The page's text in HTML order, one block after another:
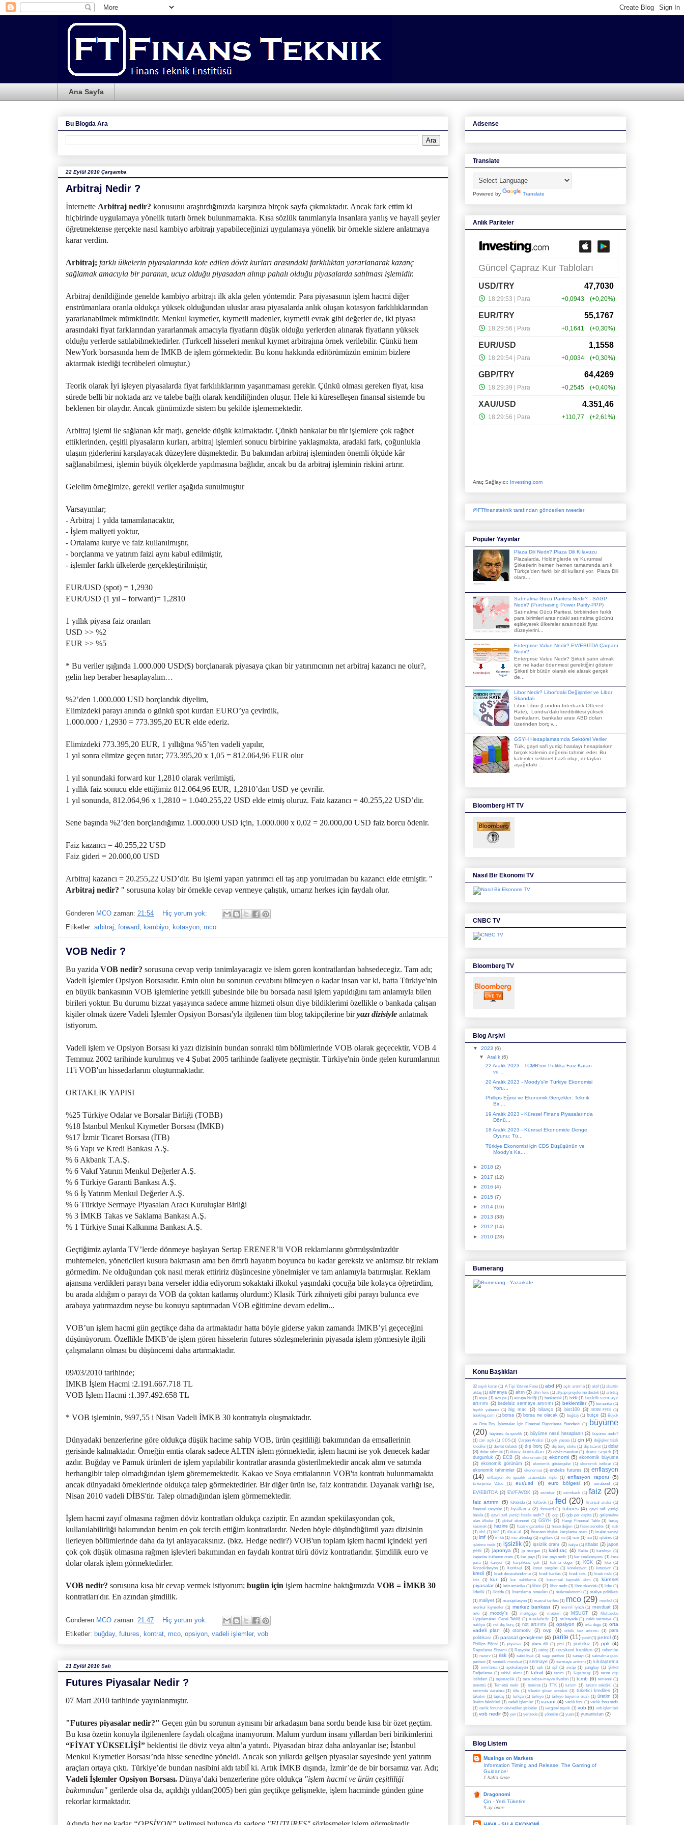
Ana Sayfa
Bu Blogda Ara
22 Eylül 2010 Çarşamba
Arbitraj Nedir ?
İnternette Arbitraj nedir? konusunu araştırdığınızda karşınıza birçok sayfa çıkmaktadır. Ancak fark ettim ki
hiçbirinde uygulamaya yönelik tutarlı örnek bulunmamakta. Kısa sözlük tanımlarıyla insanlara yanlış ve hayali şeyler
öğretmektense gerçekte nasıl kambiyo arbitrajı yapabileceğinizi uygulamaya yönelik bir örnekle sizlere anlatmaya
karar verdim.
Arbitraj; farklı ülkelerin piyasalarında kote edilen döviz kurları arasındaki farklılıktan yararlanarak kazanç
sağlamak amacıyla bir paranın, ucuz olduğu piyasadan alınıp pahalı olduğu piyasalarda satılması işlemidir.
Arbitraj denildiğinde genelde kambiyo arbitrajı ilk akla gelen yöntemdir. Para piyasasının işlem hacmi diğer
enstrümanlara oranla oldukça yüksek olduğundan uluslar arası piyasalarda anlık oluşan kotasyon farklılıklarından
yararlanabilmek mümkündür. Menkul kıymetler, kıymetli madenler, kıymetli evrak gibi değerler de, iki piyasa
arasındaki fiyat farklarından yararlanmak amacıyla fiyatların düşük olduğu yerlerden alınarak fiyatların yüksek
olduğu yerlerde satılabilmektedirler. (Turkcell hisseleri menkul kıymet arbitrajına örnek verilebilir. Çünkü hem
NewYork borsasında hem de İMKB de işlem görmektedir. Bu konu hakkında editörümüzün eminim bizlere
aktarmak istediği tecrübeleri olmuştur.)
Teorik olarak İyi işleyen piyasalarda fiyat farklılıklarının yaşanmaması gerekir. Çünkü olması gereken fiyat, kısa
sürede belli bir noktada arz ve talebe bağlı olarak kendiliğinden oluşur. Hele ki küreselleşen finansal sistemde bu
beklenen bir olaydır. Ancak günümüzde sistem bu şekilde işlememektedir.
Arbitraj işlemi ile sağlanan kâr marjı, genelde düşük kalmaktadır. Çünkü bankalar bu tür işlemlere çok rağbet
ettiklerinden, çeşitli piyasaların kurları, arbitraj işlemleri sonucu birbirine yaklaşmakta, aradaki fark, çoğunlukla
ulaşım giderlerini karşılayacak düzeylere düşmektedir. Bu bakımdan arbitraj işleminden önemli ölçüde kâr
sağlanabilmesi, işlemin büyük ölçeklerde yapılmasına bağlıdır, ancak bu da arbitraj işleminin riskini artırır.
Gelelim örneğimize, gerekli veriler aşağıda sunulmuştur
Varsayımlar;
- Arbitraj 1 yılda tamamlanacaktır,
- İşlem maliyeti yoktur,
- Ortalama kurye ve faiz kullanılmıştır,
- borçlanma ve yatırım faizi aynı kabul edilmiştir,
- işlemler farklı ülkelerde gerçekleştirilmiştir,
EUR/USD (spot) = 1,2930
EUR/USD (1 yıl – forward)= 1,2810
1 yıllık piyasa faiz oranları
USD >> %2
EUR >> %5
* Bu veriler ışığında 1.000.000 USD($) borçlanarak piyasaya çıkan bir yatırımcının net arbitraj kazancı ne olur?,
gelin hep beraber hesaplayalım…
%2’den 1.000.000 USD borçlandık diyelim,
Elimizdeki parayı anında o günkü spot kurdan EURO’ya çevirdik,
1.000.000 / 1,2930 = 773.395,20 EUR elde ederiz.
Elimizdeki 773.395,20 EUR, 1 yıllığına %5’ten vadeli yapılır,
1 yıl sonra elimize geçen tutar; 773.395,20 x 1,05 = 812.064,96 EUR olur
1 yıl sonundaki forward kur 1,2810 olarak verilmişti,
1 yıllık faiz sonucu elde ettiğimiz 812.064,96 EUR, 1,2810’dan USD ye çevrilir.
1 yıl sonunda, 812.064,96 x 1,2810 = 1.040.255,22 USD elde etmiş oluruz. Faiz kazancı = 40.255,22 USD’dir.
Sene başında %2’den borçlandığımız 1.000.000 USD için, 1.000.000 x 0,02 = 20.000,00 USD faiz borcu ödenir.
Faiz kazancı = 40.255,22 USD
Faiz gideri = 20.000,00 USD
Arbitraj kazancı = 20.255,22 USD’dir. Bu işlemi yapan yatırımcı eli taş atıp yorulmadan bu kazancı elde etmiştir. "
Arbitraj nedir? " sorusuna kolay bir örnekle cevap vermeye çalıştık, umarız herkes için faydalı olur.
Gönderen MCO zaman: 21:54
Hiç yorum yok:
Etiketler: arbitraj forward kambiyo kotasyon mco
VOB Nedir ?
Bu yazida VOB nedir? sorusuna cevap verip tanimlayacagiz ve islem goren kontratlardan bahsedecegiz. Tam adı;
Vadeli İşlemler Opsiyon Borsasıdır. Emin olun bu sorunun cevabını bilmeyen o kadar insan var ki, hatta Türkiye'nin
en büyük bankasının VOB işlemlerine yetkili şubesinde bile bu borsada nasıl işlem yapıldığını tam anlamıyla bilen
birileri yoktur. Bu durumu bizzat yaşayınca sadece amme hizmeti olsun diye bildiklerimi özellikle o bankada çalışan
kişiler olmak üzere Vadeli İşlemler Opsiyon Borsası'yla ilgilenen tüm blog takipçilerine biryazı dizisiyle anlatmak
istiyorum.
Vadeli işlem ve Opsiyon Borsası ki yazı dizisinin bundan sonraki tüm bölümlerinde VOB olarak geçecektir, VOB 4
Temmuz 2002 tarihinde kurulmuş ve 4 Şubat 2005 tarihinde faaliyete geçmiştir. Türkiye'nin önde gelen kurumlarının
11'i VOB'un hissedarlarını oluşturmaktadır.
ORTAKLIK YAPISI
%25 Türkiye Odalar ve Borsalar Birliği (TOBB)
%18 İstanbul Menkul Kıymetler Borsası (İMKB)
%17 İzmir Ticaret Borsası (İTB)
% 6 Yapı ve Kredi Bankası A.Ş.
% 6 Akbank T.A.Ş.
% 6 Vakıf Yatırım Menkul Değerler A.Ş.
% 6 Türkiye Garanti Bankası A.Ş.
% 6 İş Yatırım Menkul Değerler A.Ş.
% 6 Türkiye Sermaye Piyasaları Aracı Kuruluşlar Birliği
% 3 İMKB Takas ve Saklama Bankası A.Ş.
% 1 Türkiye Sınai Kalkınma Bankası A.Ş.
Geçtiğimiz aylarda TV’lerde dönmeye başlayan Sertap ERENER’li VOB reklamlarını görmüşsünüzdür
muhtemelen, yöneticileri kusura bakmasın ama ben ömrü hayatım boyunca bu kadar gereksiz ve anlamsız bir reklam
görmedim. Ne olduğundan çok nasıl merak ettiririz düşüncesine yönelmişler ve tam anlamıyla batırmışlar. Reklam
ajansına verdikleri parayı bana verseler iddia ediyorum sokaktaki ilkokul yaşındaki çocuğa bile kolayca öğretirdim,
bu arada aldığım o parayı da VOB da çoktan katlamış olurdum:) Klasik Türk zihniyeti gibi parayı bulunca eve
arabaya yatırmazdım neyse bu konuyu saptırmadan VOB eğitimine devam edelim...
VOB’un işlem hacmi gün geçtikçe daha da artmaktadır hatta böyle giderse yakın zamanda İMKB’yi geçeceğini
düşünüyorum. Özellikle İMKB’de işlem gören hisselerin futures sözleşmelerinin piyasada işlem görmesiyle ilgili
çalışmaların olması bu düşüncemi daha artırmaktadır.
09/03/2010 tarihinde;
İMKB İşlem Hacmi :2.191.667.718 TL
VOB İşlem Hacmi :1.397.492.658 TL
* VOB işleminin, %97,55 i Nisan Vadeli İMKB 30 kontratıyla oluşmaktadır.
Dünyadaki benzerlerine göre oldukça düşük hacime sahip VOB, ürün çeşitliliği bakımından da emsallerinin
gerisinde kalmaktadır. Örneğin emtia olarak sadece ALTIN işlem görmektedir, işlem hacmi ise yok denecek kadar
azdır. Buğday ve Pamuk ürünleri de işlem yapılabilir kontratlar arasında gösterilmektedir ancak alım ve satımda
herhangibir talep olmadığından işlem görememektedir. Kakao ve Soya emtialarının VOB'ta kontratı bulunmamakta
ancak dünyadaki örneklerinde oldukça talep görmektedirler. Bir diğer ürün ise, faiz kontratıdır. Dayanak varlığı ise,
Nisan 2010 vadeli DİBS'tir. Talep olmadığından işlem görmemektedir.
İşlem hacmi zayıf olmasına rağmen döviz kontratları oldukça caziptir. En azından spekülasyondan çok,
kullanılabilirliği bakımından benim en çok tercih ettiğim kontratlardır. Neden böyle düşündüğümü yazı dizisinin
ilerleyen bölümlerinde daha da iyi anlayacaksınız. (bkz. Hedge nedir?) VOB'un toplam işlem hacmi içindeki yeri
çok çok düşük olmasına rağmen işlevleri bakımından en faydalı kontrat türü döviz kontratlarıdır. Şimdilik euro ve
dolar olarak işlem görmektedirler.
VOB nedir? sorusuna kısa bir cevap vermek istiyorum; bugün için işlem hacmine baktığımızda VOB = İMKB 30
kontratları'dır. En azından şimdilik.
Gönderen MCO zaman: 21:47
Hiç yorum yok:
Etiketler: buğday, futures kontrat mco opsiyon vadeli işlemler, vob
21 Eylül 2010 Salı
Futures Piyasalar Nedir ?
07 Mart 2010 tarihinde yayınlanmıştır.
"Futures piyasalar nedir?" Geçen gün bu sorunun aynısını bir arkadaşım bana sordu bende kısa bir özet geçtim.
Bu kısa özetin konuyla ilgilenenlere faydalı olcağına inanıyorum. Malum yurdum insanı yıllardan beri birikimlerini
“FİYAT YÜKSELİŞİ” beklentisi ile döviz veya altın’a yatırdı. Piyasadan biraz daha anlayanlar ise; İstanbul
Menkul Kıymetler Borsası’nda hisse senedine yöneldi. Ancak son yıllarda gelişen piyasalar sayesinde yeni yatırım
araçları ortaya çıktı. Türkiye’de bundan nasibini aldı tabiî ki. Artık İMKB dışında, İzmir’de de bir borsamız var. Adı;
Vadeli İşlemler Opsiyon Borsası. Dünya’daki benzerlerine göre oldukça "işlem hacmi ve ürün çeşitliliği
bakımından" gerilerde olsa da, açıldığı yıldan(2005) beri gün geçtikçe gelişmekte, işlem hacminde günden güne
rekorlar kırmaktadır.
Adsense
Translate
Powered by Translate
Anlık Pariteler
Araç Sağlayıcı: Investing.com
@FTfinansteknik tarafından gönderilen tweetler
Popüler Yayınlar
Plaza Dili Nedir? Plaza Dili Kılavuzu
Plazalarda, Holdinglerde ve Kurumsal
Şirketlerin hemen hemen tamamında artık
Türkçe'den farklı bir dil kullanılıyor. Plaza Dili
olara...
Satınalma Gücü Paritesi Nedir? - SAGP
Nedir? (Purchasing Power Parity-PPP)
Satınalma Gücü Paritesi, birbirinden farklı
para birimleri arasındaki satınalma gücünü
eşitleyerek ülkereler arasındaki fiyat
düzeylerini...
Enterprise Value Nedir? EV/EBITDA Çarpanı
Nedir?
Enterprise Value Nedir? Şirketi satın almak
için ne kadar ödenmesi gerektiğini gösterir.
Şirketi bir bütün olarak ele alarak gerçek
de...
Libor Nedir? Libor'daki Değişimler ve Libor
Skandalı
Libor Libor (London Interbank Offered
Rate), Londra’daki kredibilitesi yüksek
bankaların, bankalar arası ABD doları
üzerinden borç v...
GSYH Hesaplamasında Sektörel Veriler
Tüik, gayri safi yurtiçi hasılayı hesaplarken
birçok kalemin değerini tahmin eder. Bu
kalemler sektörel bazlı olup, detayları
aşağıdaki ...
Bloomberg HT TV
Nasıl Bir Ekonomi TV
CNBC TV
Bloomberg TV
Blog Arşivi
▼ 2023 (6)
▼ Aralık (6)
22 Aralık 2023 - TCMB'nin Politika Faiz Kararı
ve ...
20 Aralık 2023 - Moody's'in Türkiye Ekonomisi
Yoru...
Phillips Eğrisi ve Ekonomik Gerçekler: Teknik
Bir ...
19 Aralık 2023 - Küresel Finans Piyasalarında
Dönü...
18 Aralık 2023 - Küresel Ekonomide Denge
Oyunu: Tü...
Türkiye Ekonomisi için CDS Düşüşünün ve
Moody's Ka...
► 2018 (2)
► 2017 (12)
► 2016 (4)
► 2015 (7)
► 2014 (16)
► 2013 (38)
► 2012 (14)
► 2010 (28)
Bumerang
Konu Başlıkları
32 sayılı karar (1) A Tipi Yatırım Fonu (1) abd (4) açık artırma (1) aktif (1) alaattin
aktaş (1) almanya (2) altın (3) altın fonu (1) altyapı projelerine destek (1) arbitraj
(1) asya (1) avrupa (1) avrupa birliği (1) bankacılık (1) bddk (1) bedelli sermaye
artırımı (2) bedelsiz sermaye artırımı (2) beklentiler (7) bernanke (1)
bıyıklı yabancı (1) big mac (2) bilanço (3) bist100 (3) BOBİ FRS (1)
booking.com (1) borsa (3) borsa ne olacak (2) buğday (1) bütçe (2) Büyük
ve Orta Boy İşletmeler İçin Finansal Raporlama Standardı (1)
büyüme
(20)
büyüme ile işsizlik (1) büyüme nasıl hesaplanır (2) büyüme nedir?
(1) cari açık (1) CDS (1) Çarpan Analizi (1) çek yasası (1) çin (4) değişken faizli
krediler (1) devlet kefateti (1) dış borç (2) dış borç stoku (1) dış ticaret (1) dolar
(3) dolar tahmini (1) döviz kontratları (2) döviz mevduat (1) döviz sepeti (2)
durgunluk (2) ECB (3) ekonometri (1) ekonomi (5) ekonomik büyüme
(2) ekonomik görünüm (2) ekonomik göstergeler (1) ekonomik istikrar (1)
ekonomik tahminler (2) ekonomist (1) endeks futures (3) enflasyon
(14)
enflasyon ile işsizlik arasındaki ilişki (1) enflasyon raporu (5)
Enterprise Value (1) eur/usd (4) euro bölgesi (4) eurobond (1)
EV/EBITDA (2) EV/FAVÖK (2) eximban (1) eximbank (1) faiz (20)
faiz artırımı (5) fd/ebitda (1) fd/favök (1) fed (20) finansal analiz (1)
finansal rasyolar (1) fiyatlama (2) forward (1) futures (4) gayri safi yurtiçi
hasıla (1) gayri safi yurtiçi hasıla nedir? (1) gdp (1) gdp per capita (1) gelişmekte
olan ülkeler (1) global ekonomi (1) GSYH (2) Hangi Finansal Tablo (1)
haraç
kesmek (1) hazine (2) hazine garantisi (1) hisse değeri (1) hisse senetler (1) ırak
(1) ifo1 (1) ifo2 (1) ihracat (3) İhracatın ithalatı karşılama oranı (1) imalat sanayi
(1) imf (4) imkb (1) inci altındağ (1) ingiltere (1) irs (1) ism (1) iso (1) işletme (1)
işletme nedir (1) işsizlik (9) işsizlik oranı (2) italya (1) ithalat (2) japon
yeni (2) japonya (5) jp morgan (1) kaldıraç (4) Kalite (1) kambiyo (1)
kapasite kullanım oranı (1) kar payı (1) kar payı nedir (1) kar realizasyonu (1) kara
para (1) kariyer (1) karşılıksız çek (1) katma değer (1) KGK (2) kko (1)
Konsolidasyon (1) kontrat (3) konut satışları (1) korelasyon (1) kotasyon (1)
kredi (6) kredi derecelendirme (1) kredi kartları (1) kredi notu (1) kredi riski (1)
kriz
(1) kur (4) kur sabitleme (1) kurumsal kaynaklı alım (1)
küresel
piyasalar (4) latin amerika (1) libor (2) libor nedir (1) libor skandalı (1) lider (1)
liderlik (1) likitide (1) lisanslama sınavları (1) makroekonomi (1) maliye politikası
(1) maliyet (3) manüpilasyon (1) masraf tarifesi (1) mco (29) menkul (1)
menkul kıymetler (1) merkez bankası (7) merrill lynch (1) mevduat (3)
mfo (1) moody's (2) mortgage (1) motorin (1) MSUGT (2)
Muhasebe
Uygulamaları Genel Tebliğ (1) müdahele (2) müzayede (1) nakit sermaye (1)
nakliye (1) net dış borç (1) not artırımı (3) opsiyon (6) orta doğu (1) orta
vadeli plan
(4) otomotiv (2) ovp (4) örtülü faiz artırımı (1)
para
politikası (3) parasal genişleme (4) parite (11) pasif (1) petrol (6)
Phillips Eğrisi (1) piyasa (3) plaza dili (1) pmi (1) portekiz (2) ppk (4)
Raporlama Sistemi (1) Rasyolar (1) rating (1) reeskont kredileri (2) reformlar
(1) rezerv (1) risk (4) sabit fiyat (1) sagp paritesi (1) sanayi (1) satınalma gücü
paritesi (1) sentetik mevduat (1) sermaye (2) sermaye artırımı (1) sıkılaştırma
(3) sınırlama (1) spekülasyon (1) spk (1) spl (1) swap (1) şanghay (1) Şirket
Değerleme (1) tahivl alımı (1) tahvil (4) tanım (1) tapering (2) tarım dışı
istihdam (1) taşımacılık (1) taze sebze-meyve fiyatları (1) tcmb (6) temenni (1)
temettü (1) Temettü nedir (1) teminat (1) TTK (1) turizm (1) turizm sektörü (1)
turizmde daralma (1) tüfe (1) tüketici güven endeksi (1) tüketici kredileri (2)
tüketim (1) tüpraş (1) türkçe (1) türkiye (1) türkiye büyüme oranı (1) üretim (3)
üretim faktörleri (1) vadeli işlemler (1) varant (4) varlık fonu (1) varlık fonu nedir
(1) varlık fonunan devredilen şirketler (1) vergisel teşvik (1) vob (6) vob işlemleri
(1) vob nedir (5) yen (1) yenzede (1) yönetim (1) yuan (1) yunanistan (2)
Blog Listem
Musings on Markets
Information Timing and Release: The Gaming of
Guidance!
1 hafta önce
Dragonomi
Çin - Yerli Tüketim
9 ay önce